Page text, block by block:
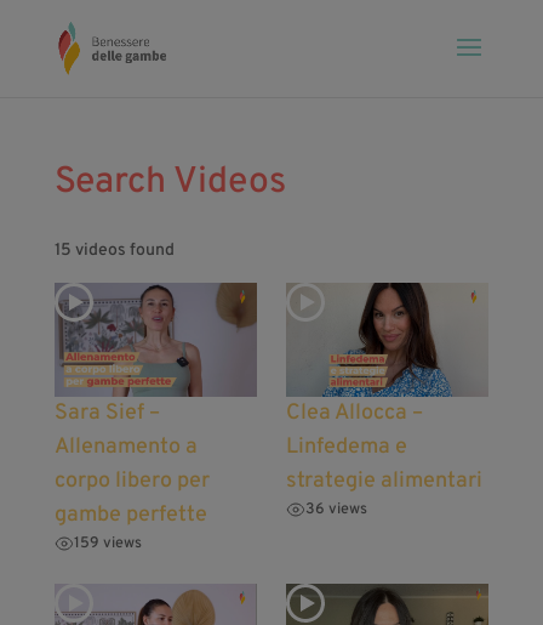
Search Videos
15 videos found
Sara Sief –
Allenamento a
corpo libero per
gambe perfette
159 views
Clea Allocca –
Linfedema e
strategie alimentari
36 views